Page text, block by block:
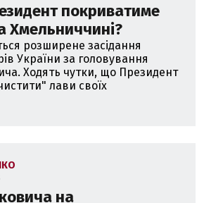
покриватиме
Хмельниччині?
розширене засідання
України за головування
Ходять чутки, що Президент
лави своїх
на